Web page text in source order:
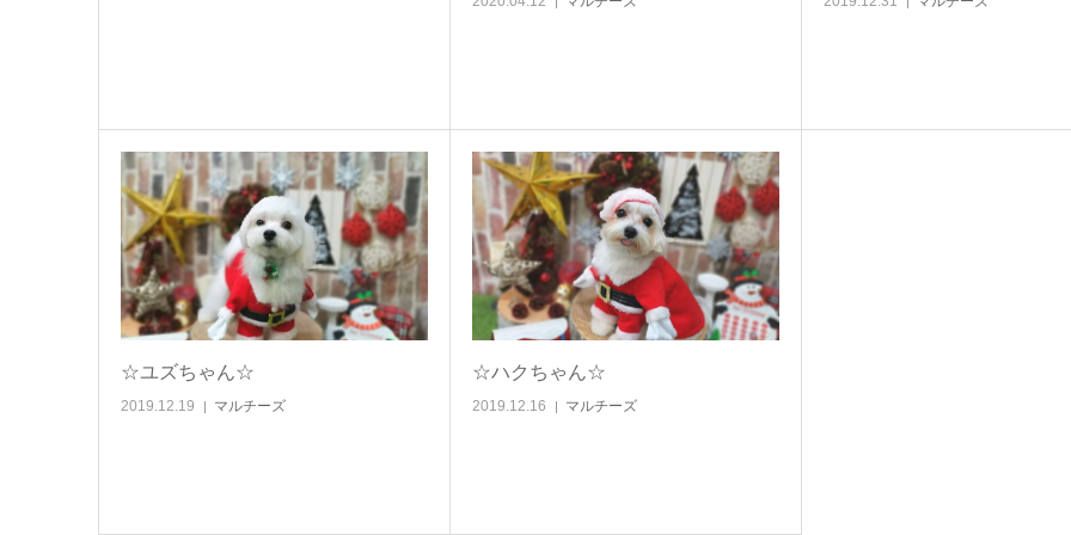
☆ユズちゃん☆
2019.12.19 マルチーズ
☆ハクちゃん☆
2019.12.16 マルチーズ